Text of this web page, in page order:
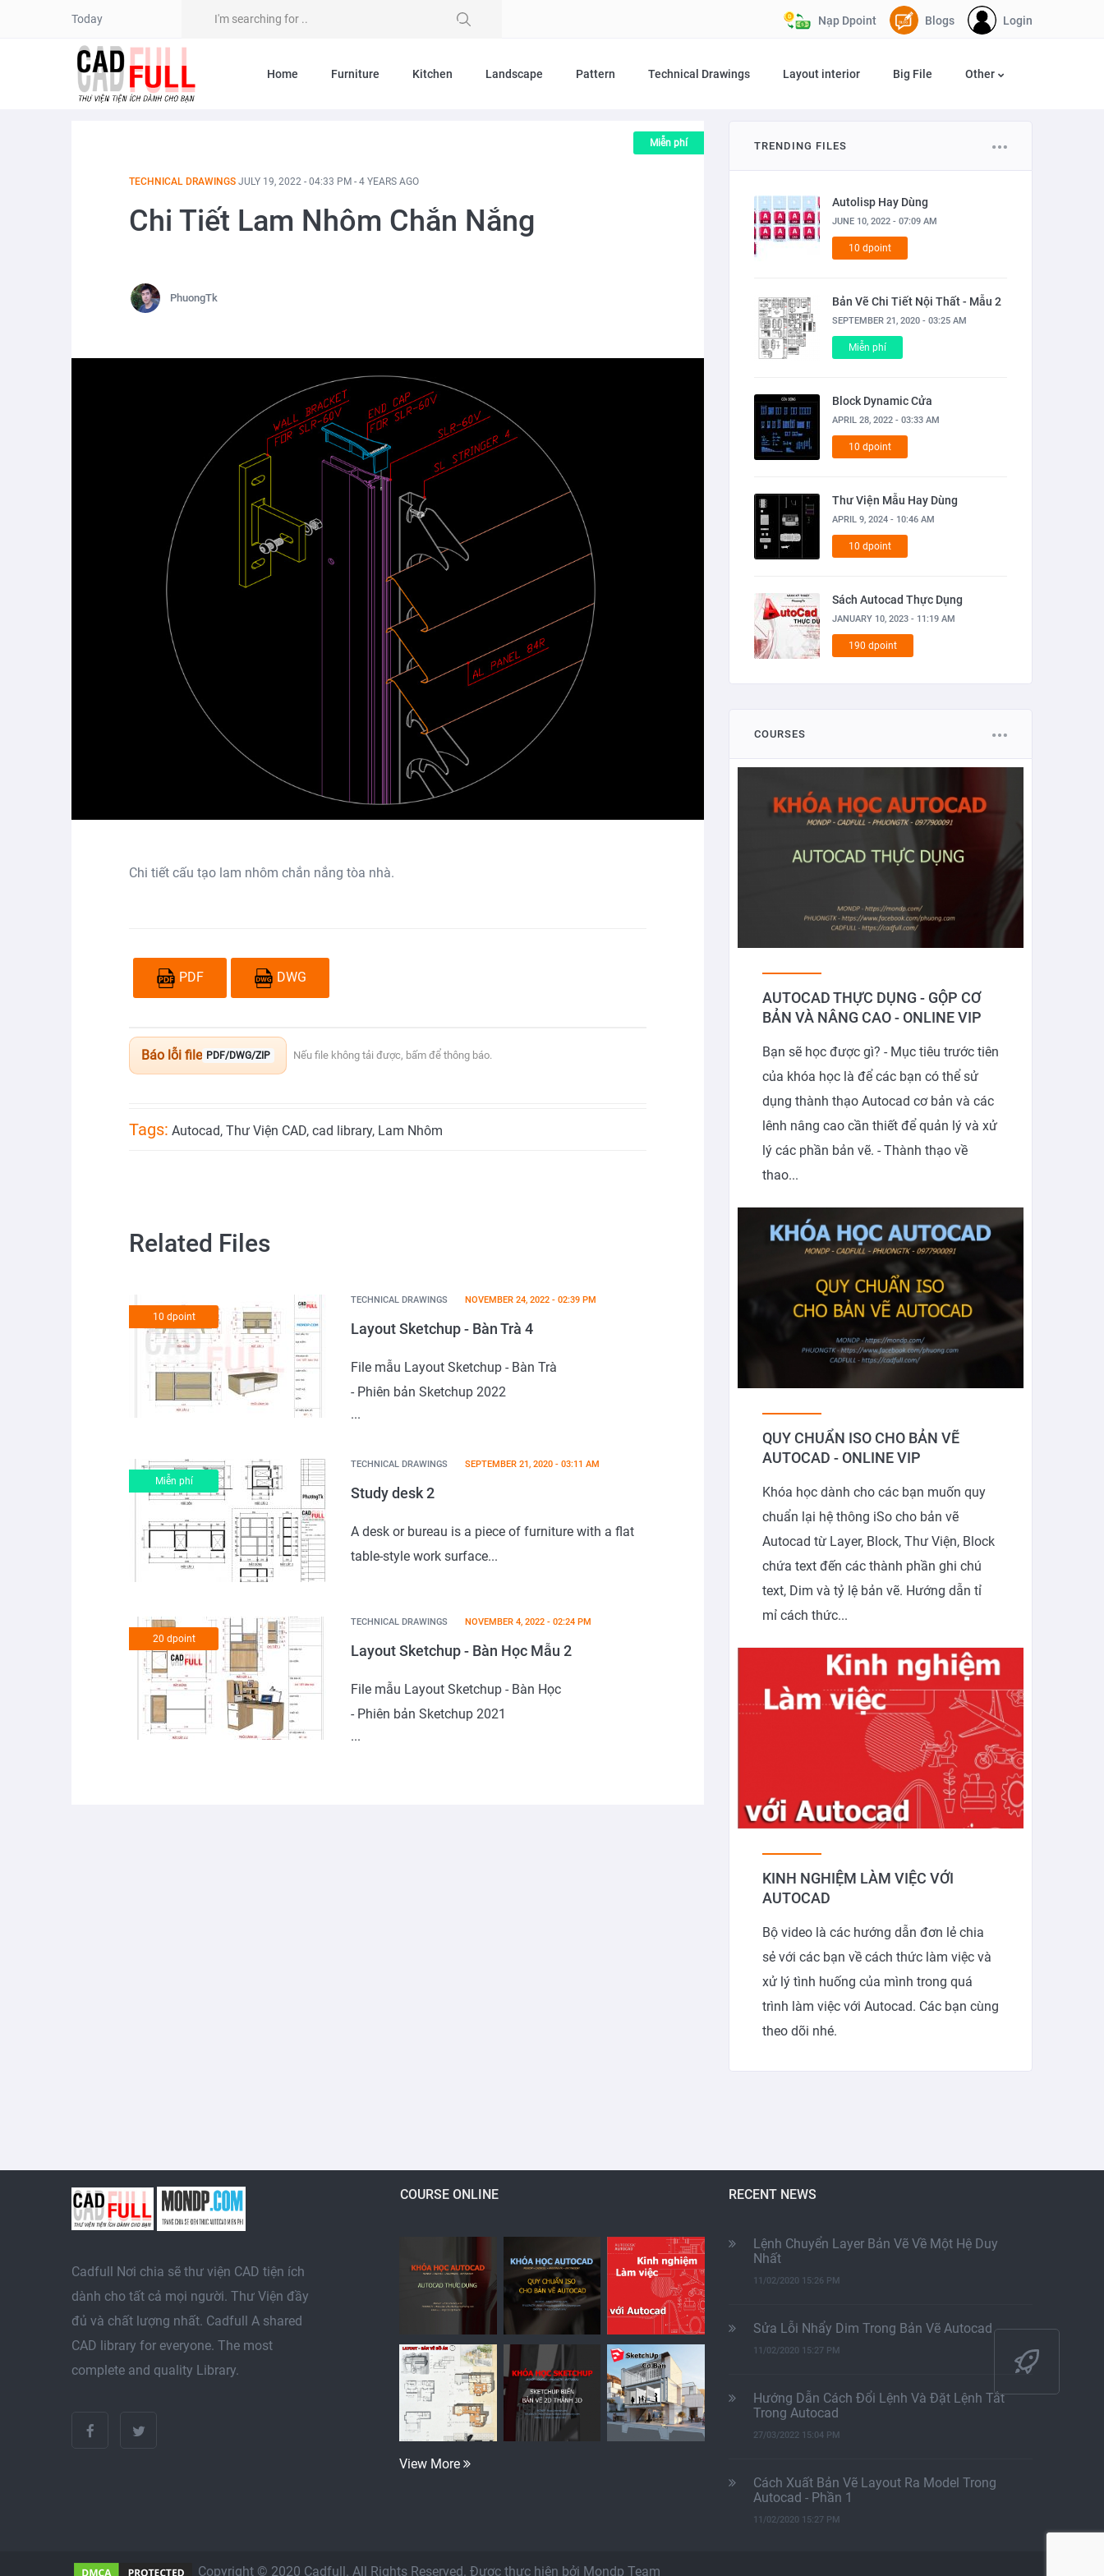
Today Login
Blogs
Nạp Dpoint
Home Furniture Kitchen Landscape Pattern Technical Drawings Layout interior Big File Other
TECHNICAL DRAWINGS JULY 19, 2022 - 04:33 PM - 4 YEARS AGO
Chi Tiết Lam Nhôm Chắn Nắng
PhuongTk
Miễn phí
Chi tiết cấu tạo lam nhôm chắn nắng tòa nhà.
PDF DWG
Báo lỗi file PDF/DWG/ZIP Nếu file không tải được, bấm để thông báo.
Tags: Autocad, Thư Viện CAD, cad library, Lam Nhôm
Related Files
10 dpoint
TECHNICAL DRAWINGS NOVEMBER 24, 2022 - 02:39 PM
Layout Sketchup - Bàn Trà 4
File mẫu Layout Sketchup - Bàn Trà
- Phiên bản Sketchup 2022
...
Miễn phí
TECHNICAL DRAWINGS SEPTEMBER 21, 2020 - 03:11 AM
Study desk 2
A desk or bureau is a piece of furniture with a flat
table-style work surface...
20 dpoint
TECHNICAL DRAWINGS NOVEMBER 4, 2022 - 02:24 PM
Layout Sketchup - Bàn Học Mẫu 2
File mẫu Layout Sketchup - Bàn Học
- Phiên bản Sketchup 2021
...
TRENDING FILES
Autolisp Hay Dùng
JUNE 10, 2022 - 07:09 AM
10 dpoint
Bản Vẽ Chi Tiết Nội Thất - Mẫu 2
SEPTEMBER 21, 2020 - 03:25 AM
Miễn phí
Block Dynamic Cửa
APRIL 28, 2022 - 03:33 AM
10 dpoint
Thư Viện Mẫu Hay Dùng
APRIL 9, 2024 - 10:46 AM
10 dpoint
Sách Autocad Thực Dụng
JANUARY 10, 2023 - 11:19 AM
190 dpoint
COURSES
AUTOCAD THỰC DỤNG - GỘP CƠ
BẢN VÀ NÂNG CAO - ONLINE VIP
Bạn sẽ học được gì? - Mục tiêu trước tiên
của khóa học là để các bạn có thể sử
dụng thành thạo Autocad cơ bản và các
lênh nâng cao cần thiết để quản lý và xử
lý các phần bản vẽ. - Thành thạo về
thao...
QUY CHUẨN ISO CHO BẢN VẼ
AUTOCAD - ONLINE VIP
Khóa học dành cho các bạn muốn quy
chuẩn lại hệ thông iSo cho bản vẽ
Autocad từ Layer, Block, Thư Viện, Block
chứa text đến các thành phần ghi chú
text, Dim và tỷ lệ bản vẽ. Hướng dẫn tỉ
mỉ cách thức...
KINH NGHIỆM LÀM VIỆC VỚI
AUTOCAD
Bộ video là các hướng dẫn đơn lẻ chia
sẻ với các bạn về cách thức làm việc và
xử lý tình huống của mình trong quá
trình làm việc với Autocad. Các bạn cùng
theo dõi nhé.
Cadfull Nơi chia sẽ thư viện CAD tiện ích
dành cho tất cả mọi người. Thư Viện đầy
đủ và chất lượng nhất. Cadfull A shared
CAD library for everyone. The most
complete and quality Library.
COURSE ONLINE
View More
RECENT NEWS
Lệnh Chuyển Layer Bản Vẽ Về Một Hệ Duy
Nhất
11/02/2020 15:26 PM
Sửa Lỗi Nhẩy Dim Trong Bản Vẽ Autocad
11/02/2020 15:27 PM
Hướng Dẫn Cách Đổi Lệnh Và Đặt Lệnh Tắt
Trong Autocad
27/03/2022 15:04 PM
Cách Xuất Bản Vẽ Layout Ra Model Trong
Autocad - Phần 1
11/02/2020 15:27 PM
Copyright © 2020 Cadfull. All Rights Reserved. Được thực hiện bởi Mondp Team